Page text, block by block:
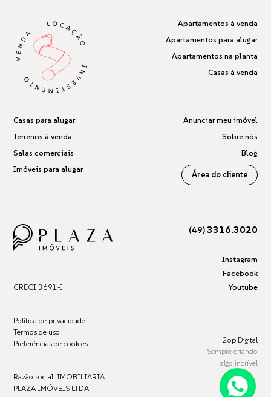
Apartamentos à venda
Apartamentos para alugar
Apartamentos na planta
Casas à venda
Casas para alugar
Terrenos à venda
Salas comerciais
Imóveis para alugar
Anunciar meu imóvel
Sobre nós
Blog
Área do cliente
CRECI 3691-J
(49)3316.3020
Instagram
Facebook
Youtube
Política de privacidade
Termos de uso
Preferências de cookies
Razão social: IMOBILIÁRIA
PLAZA IMÓVEIS LTDA
2op Digital
Sempre criando
algo incrível